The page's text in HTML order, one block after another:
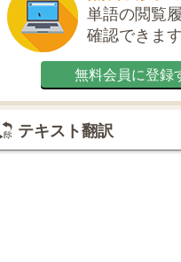
単語の閲覧
確認できます
無料会員に登録
テキスト翻訳